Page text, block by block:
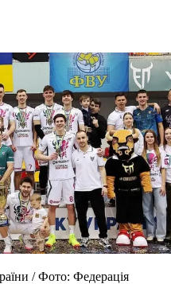
/ Фото: Федерація